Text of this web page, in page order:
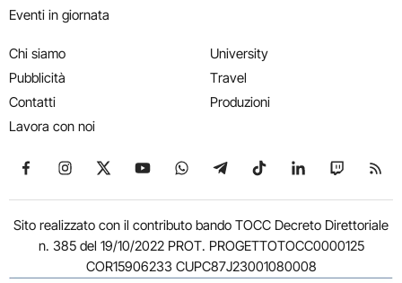
Eventi in giornata
Chi siamo
Pubblicità
Contatti
Lavora con noi
University
Travel
Produzioni
Seguici su Facebook
Seguici su Instagram
Seguici su X
Seguici su YouTube
Seguici su WhatsApp
Seguici su Telegram
Seguici su TikTok
Seguici su
Seguici
Sito realizzato con il contributo bando TOCC Decreto Direttoriale
n. 385 del 19/10/2022 PROT. PROGETTOTOCC0000125
COR15906233 CUPC87J23001080008